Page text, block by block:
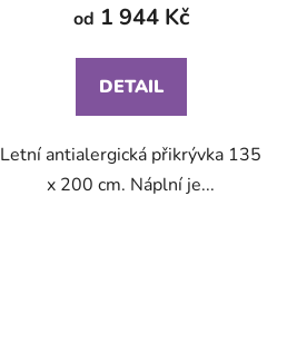
od 1 944 Kč
DETAIL
Letní antialergická přikrývka 135
x 200 cm. Náplní je...